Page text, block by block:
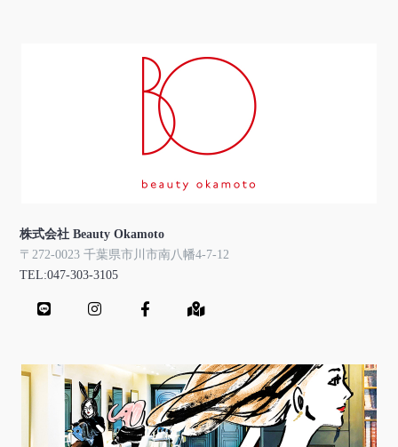
株式会社 Beauty Okamoto
〒272-0023 千葉県市川市南八幡4-7-12
TEL:047-303-3105